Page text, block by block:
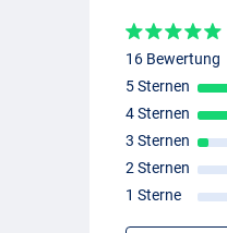
16 Bewertung
5 Sternen
4 Sternen
3 Sternen
2 Sternen
1 Sterne